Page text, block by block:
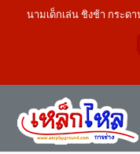
สนามเด็กเล่น ชิงช้า กระดา